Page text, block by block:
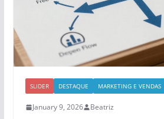
SLIDER DESTAQUE MARKETING E VENDAS
January 9, 2026 Beatriz